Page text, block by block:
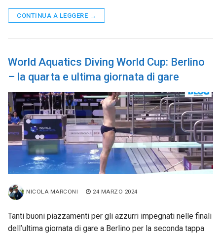
CONTINUA A LEGGERE →
World Aquatics Diving World Cup: Berlino
– la quarta e ultima giornata di gare
NICOLA MARCONI 24 MARZO 2024
Tanti buoni piazzamenti per gli azzurri impegnati nelle finali
dell’ultima giornata di gare a Berlino per la seconda tappa